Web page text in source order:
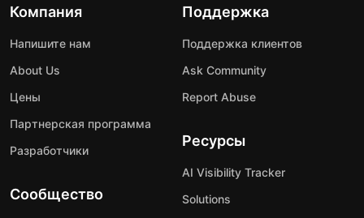
Компания
Напишите нам
About Us
Цены
Партнерская программа
Разработчики
Сообщество
Поддержка
Поддержка клиентов
Ask Community
Report Abuse
Ресурсы
AI Visibility Tracker
Solutions